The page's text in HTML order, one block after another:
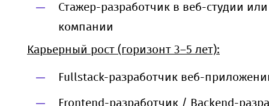
Стажер-разработчик в веб-студии
компании
Карьерный рост (горизонт 3–5 лет):
Fullstack-разработчик веб-
Frontend-разработчик / Backend-